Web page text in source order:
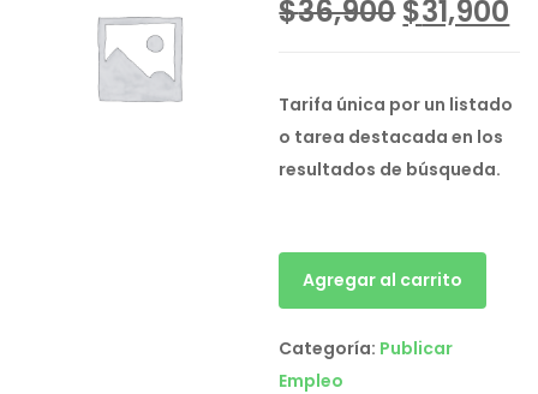
$36,900 El
era:
$36,900.
$31,900
Tarifa única por un listado
o tarea destacada en los
resultados de búsqueda.
Plan
cantidad
Agregar al carrito
Categoría: Publicar
Empleo